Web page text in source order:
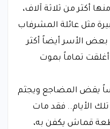
أكثر من ثلاثة آلاف،
مثل عائلة المشرفاب
الأسر أيضاً أكثر
تماماً بموت
يقض المضاجع ويجثم
الأيام.. فقد مات
قماش يكفن به،